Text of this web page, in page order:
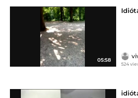
05:58
524